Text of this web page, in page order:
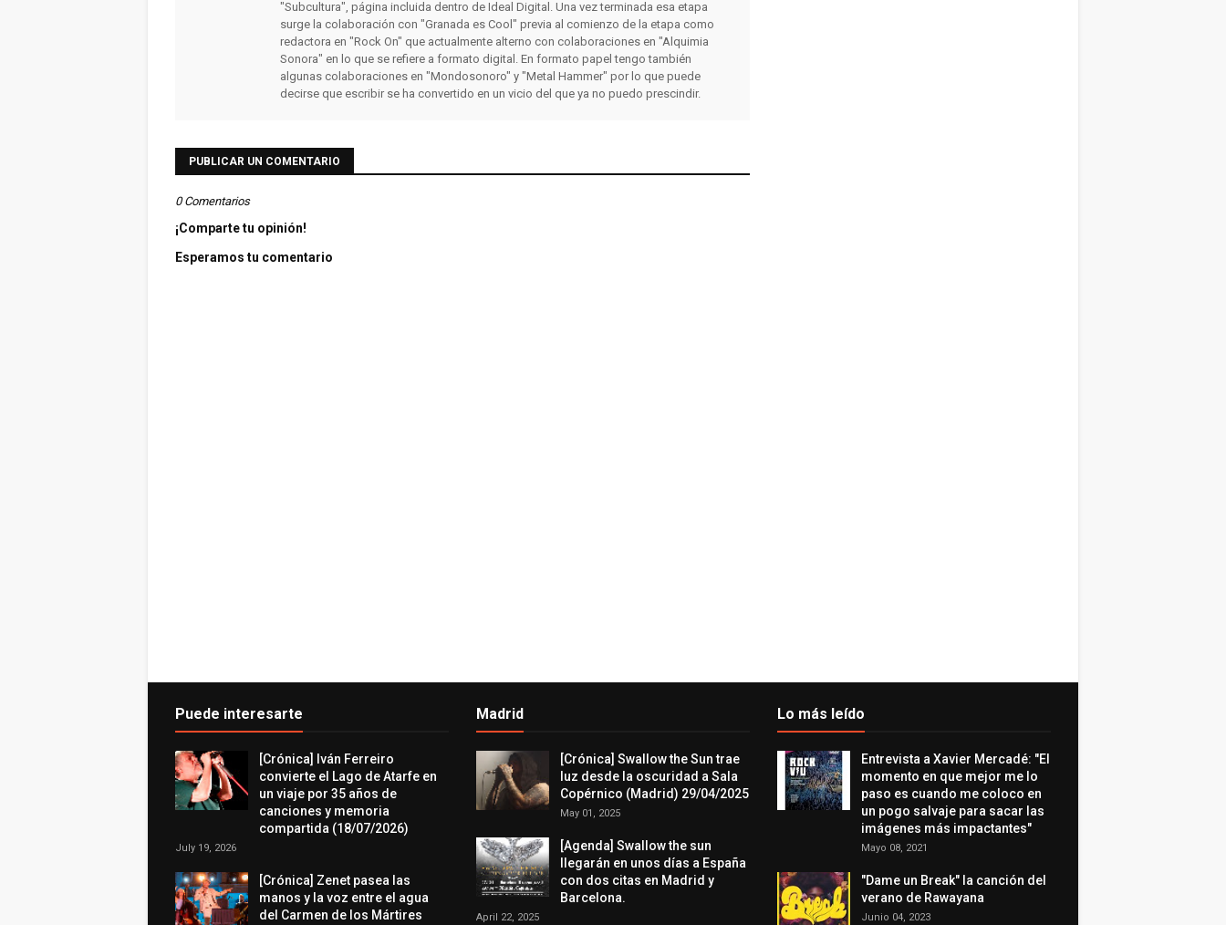
"Subcultura", página incluida dentro de Ideal Digital. Una vez terminada esa etapa
surge la colaboración con "Granada es Cool" previa al comienzo de la etapa como
redactora en "Rock On" que actualmente alterno con colaboraciones en "Alquimia
Sonora" en lo que se refiere a formato digital. En formato papel tengo también
algunas colaboraciones en "Mondosonoro" y "Metal Hammer" por lo que puede
decirse que escribir se ha convertido en un vicio del que ya no puedo prescindir.
PUBLICAR UN COMENTARIO
0 Comentarios
¡Comparte tu opinión!
Esperamos tu comentario
Puede interesarte
[Crónica] Iván Ferreiro
convierte el Lago de Atarfe en
un viaje por 35 años de
canciones y memoria
compartida (18/07/2026)
July 19, 2026
[Crónica] Zenet pasea las
manos y la voz entre el agua
del Carmen de los Mártires
Madrid
[Crónica] Swallow the Sun trae
luz desde la oscuridad a Sala
Copérnico (Madrid) 29/04/2025
May 01, 2025
[Agenda] Swallow the sun
llegarán en unos días a España
con dos citas en Madrid y
Barcelona.
April 22, 2025
Lo más leído
Entrevista a Xavier Mercadé: "El
momento en que mejor me lo
paso es cuando me coloco en
un pogo salvaje para sacar las
imágenes más impactantes"
Mayo 08, 2021
"Dame un Break" la canción del
verano de Rawayana
Junio 04, 2023